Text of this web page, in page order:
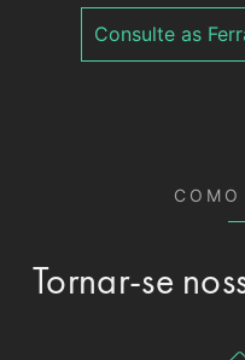
Consulte as
Tornar-se